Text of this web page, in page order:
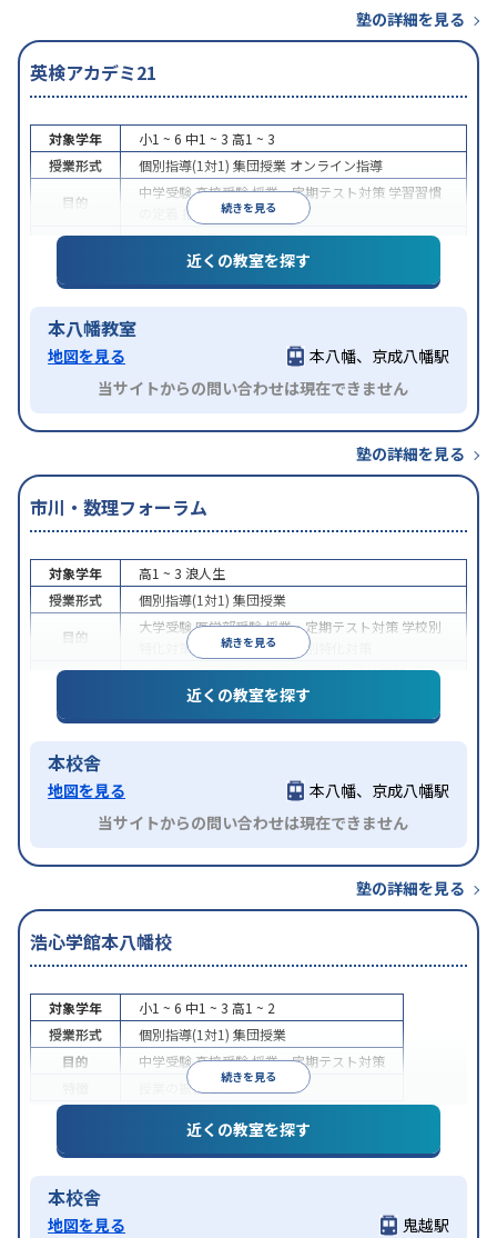
塾の詳細を見る
英検アカデミ21
続きを見る
対象学年 小1 ~ 6 中1 ~ 3 高1 ~ 3
授業形式
個別指導(1対1) 集団授業 オンライン指導
目的
中学受験高校受験授業・定期テスト対策 学習習慣
推薦入試対策
特徴
授業の振替可能オンライン対応1科目から受講可能
近くの教室を探す
本八幡教室
地図を見る
本八幡、京成八幡駅
当サイトからの問い合わせは現在できません
塾の詳細を見る
市川・数理フォーラム
続きを見る
対象学年 高1 ~ 3 浪人生
授業形式
個別指導(1対1) 集団授業
目的
大学受験医学部受験授業・定期テスト対策 学校別
特化対策
各種検定対策
科目別特化対策
授業の振替可能1科目から受講可能季節講習のみの
近くの教室を探す
本校舎
地図を見る
本八幡、京成八幡駅
当サイトからの問い合わせは現在できません
塾の詳細を見る
浩心学館本八幡校
続きを見る
対象学年 小1 ~ 6 中1 ~ 3 高1 ~ 2
授業形式
個別指導(1対1) 集団授業
目的
中学受験高校受験授業・定期テスト対策
授業の振替可能
近くの教室を探す
本校舎
地図を見る 鬼越駅